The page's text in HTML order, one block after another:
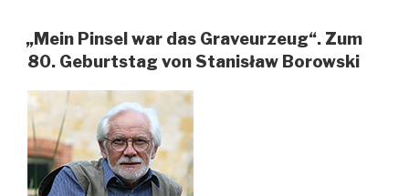
„Mein Pinsel war das Graveurzeug“. Zum
80. Geburtstag von Stanisław Borowski